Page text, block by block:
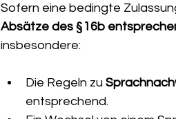
Sofern eine bedingte
Absätze des § 16b
insbesondere:
Die Regeln zu
entsprechend.